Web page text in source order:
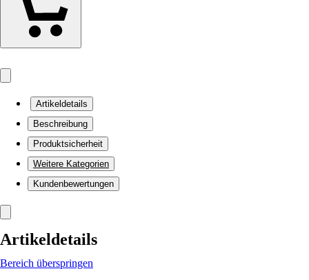
Artikeldetails
Beschreibung
Produktsicherheit
Weitere Kategorien
Kundenbewertungen
Artikeldetails
Bereich überspringen